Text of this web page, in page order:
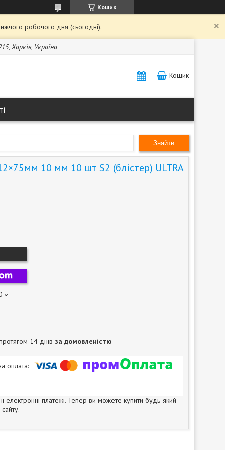
Кошик
робочого дня (сьогодні).
Харків, Україна
Кошик
Знайти
10 мм 10 шт S2 (блістер) ULTRA
14 днів за домовленістю
електронні платежі. Тепер ви можете купити будь-який